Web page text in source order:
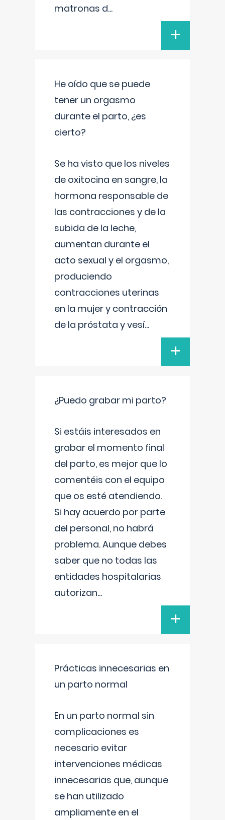
matronas d...
+
He oído que se puede
tener un orgasmo
durante el parto, ¿es
cierto?
Se ha visto que los niveles
de oxitocina en sangre, la
hormona responsable de
las contracciones y de la
subida de la leche,
aumentan durante el
acto sexual y el orgasmo,
produciendo
contracciones uterinas
en la mujer y contracción
de la próstata y vesí...
+
¿Puedo grabar mi parto?
Si estáis interesados en
grabar el momento final
del parto, es mejor que lo
comentéis con el equipo
que os esté atendiendo.
Si hay acuerdo por parte
del personal, no habrá
problema. Aunque debes
saber que no todas las
entidades hospitalarias
autorizan...
+
Prácticas innecesarias en
un parto normal
En un parto normal sin
complicaciones es
necesario evitar
intervenciones médicas
innecesarias que, aunque
se han utilizado
ampliamente en el